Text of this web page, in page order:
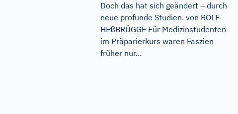
Doch das hat sich geändert – durch
neue profunde Studien. von ROLF
HEßBRÜGGE Für Medizinstudenten
im Präparierkurs waren Faszien
früher nur...